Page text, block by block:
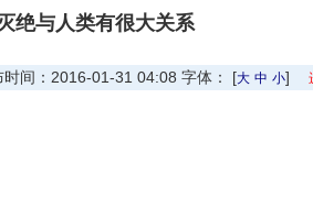
绝与人类有很大关系
间：2016-01-31 04:08 字体： [大 中 小]